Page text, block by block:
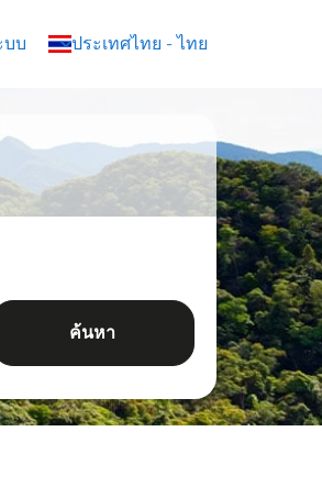
บบ ประเทศไทย - ไทย
keyboard_arrow_down
label
ค้นหา